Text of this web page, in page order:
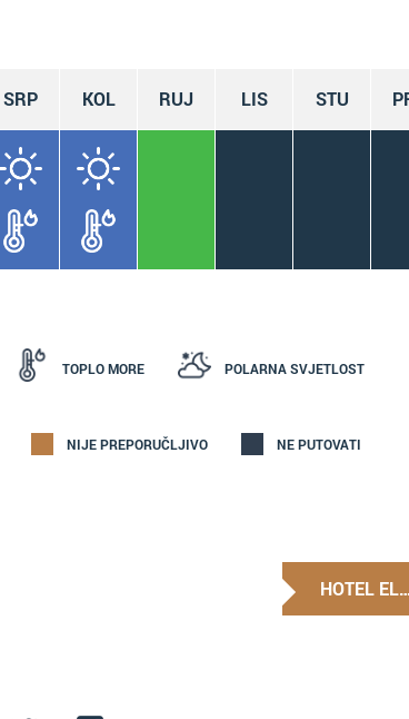
SRP KOL RUJ LIS STU
TOPLO MORE POLARNA SVJETLOST
NIJE PREPORUČLJIVO NE PUTOVATI
HOTEL